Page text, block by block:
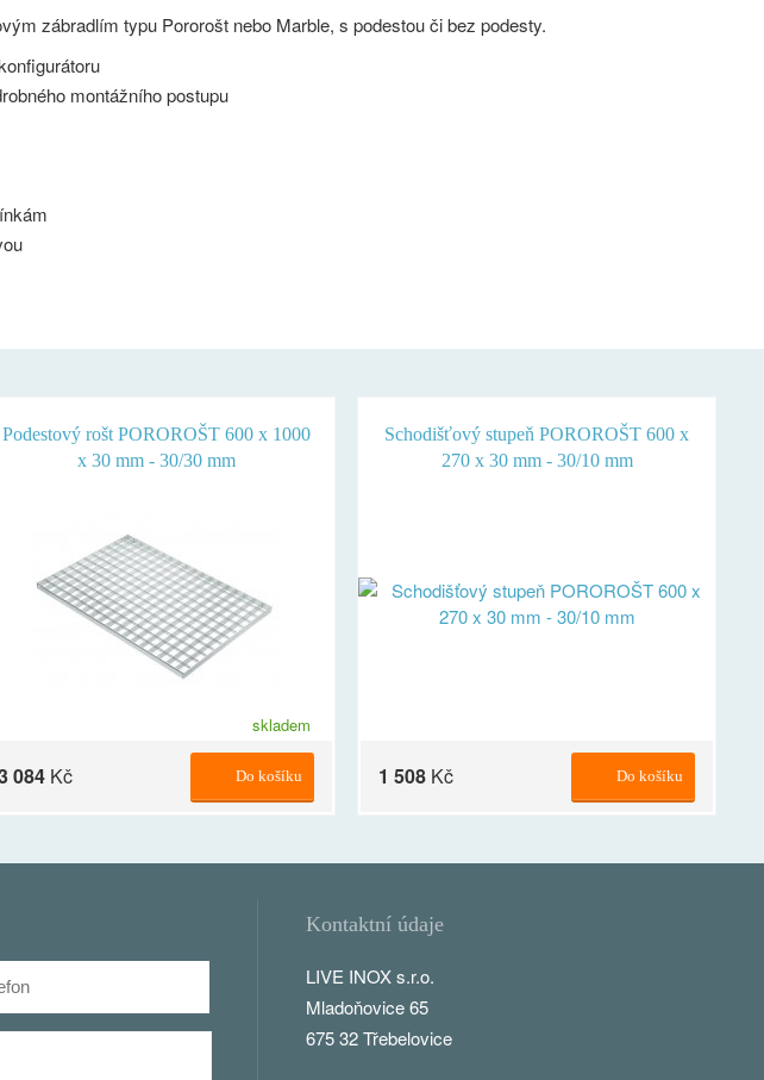
zábradlím typu Pororošt nebo Marble, s podestou či bez podesty.
montážního postupu
Podestový rošt POROROŠT 600 x 1000
x 30 mm - 30/30 mm
skladem
Do košíku
084 Kč
Schodišťový stupeň POROROŠT 600 x
270 x 30 mm - 30/10 mm
Do košíku
1 508 Kč
Kontaktní údaje
LIVE INOX s.r.o.
Mladoňovice 65
675 32 Třebelovice